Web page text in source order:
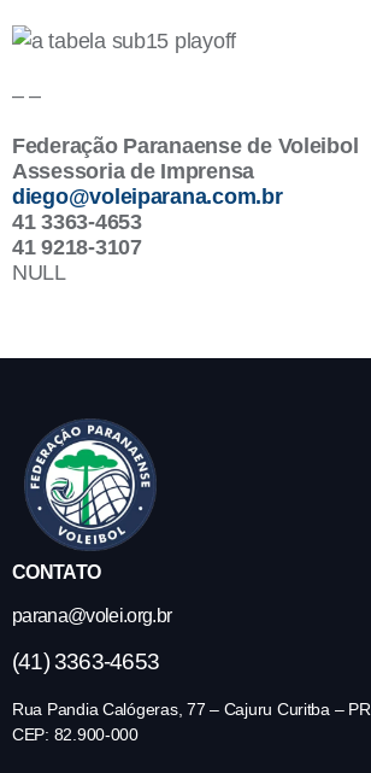
– –
Federação Paranaense de Voleibol
Assessoria de Imprensa
diego@voleiparana.com.br
41 3363-4653
41 9218-3107
NULL
CONTATO
parana@volei.org.br
(41) 3363-4653
Rua Pandia Calógeras, 77 – Cajuru Curitba – PR
CEP: 82.900-000